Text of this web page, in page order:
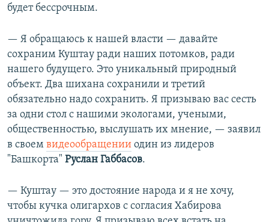
будет бессрочным.
— Я обращаюсь к нашей власти — давайте
сохраним Куштау ради наших потомков, ради
нашего будущего. Это уникальный природный
объект. Два шихана сохранили и третий
обязательно надо сохранить. Я призываю вас сесть
за одни стол с нашими экологами, учеными,
общественностью, выслушать их мнение, — заявил
в своем видеообращении один из лидеров
"Башкорта" Руслан Габбасов.
— Куштау — это достояние народа и я не хочу,
чтобы кучка олигархов с согласия Хабирова